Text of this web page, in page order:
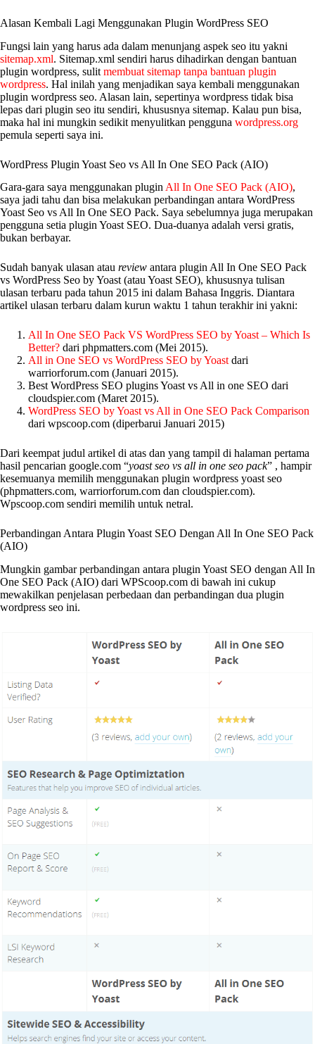
Alasan Kembali Lagi Menggunakan Plugin WordPress SEO
Fungsi lain yang harus ada dalam menunjang aspek seo itu yakni
sitemap.xml. Sitemap.xml sendiri harus dihadirkan dengan bantuan
plugin wordpress, sulit membuat sitemap tanpa bantuan plugin
wordpress. Hal inilah yang menjadikan saya kembali menggunakan
plugin wordpress seo. Alasan lain, sepertinya wordpress tidak bisa
lepas dari plugin seo itu sendiri, khususnya sitemap. Kalau pun bisa,
maka hal ini mungkin sedikit menyulitkan pengguna wordpress.org
pemula seperti saya ini.
WordPress Plugin Yoast Seo vs All In One SEO Pack (AIO)
Gara-gara saya menggunakan pluginAll In One SEO Pack (AIO),
saya jadi tahu dan bisa melakukan perbandingan antara WordPress
Yoast Seo vs All In One SEO Pack. Saya sebelumnya juga merupakan
pengguna setia plugin Yoast SEO. Dua-duanya adalah versi gratis,
bukan berbayar.
Sudah banyak ulasan atau review antara plugin All In One SEO Pack
vs WordPress Seo by Yoast (atau Yoast SEO), khususnya tulisan
ulasan terbaru pada tahun 2015 ini dalam Bahasa Inggris. Diantara
artikel ulasan terbaru dalam kurun waktu 1 tahun terakhir ini yakni:
All In One SEO Pack VS WordPress SEO by Yoast – Which Is
Better? dari phpmatters.com (Mei 2015).
All in One SEO vs WordPress SEO by Yoastdari
warriorforum.com (Januari 2015).
Best WordPress SEO plugins Yoast vs All in one SEO dari
cloudspier.com (Maret 2015).
WordPress SEO by Yoast vs All in One SEO Pack Comparison
dari wpscoop.com (diperbarui Januari 2015)
Dari keempat judul artikel di atas dan yang tampil di halaman pertama
hasil pencarian google.com “yoast seo vs all in one seo pack” , hampir
kesemuanya memilih menggunakan plugin wordpress yoast seo
(phpmatters.com, warriorforum.com dan cloudspier.com).
Wpscoop.com sendiri memilih untuk netral.
Perbandingan Antara Plugin Yoast SEO Dengan All In One SEO Pack
(AIO)
Mungkin gambar perbandingan antara plugin Yoast SEO dengan All In
One SEO Pack (AIO) dari WPScoop.com di bawah ini cukup
mewakilkan penjelasan perbedaan dan perbandingan dua plugin
wordpress seo ini.